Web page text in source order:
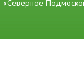
«Северное